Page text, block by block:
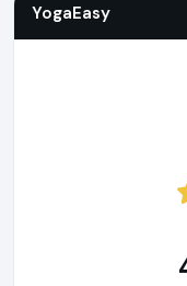
YogaEasy